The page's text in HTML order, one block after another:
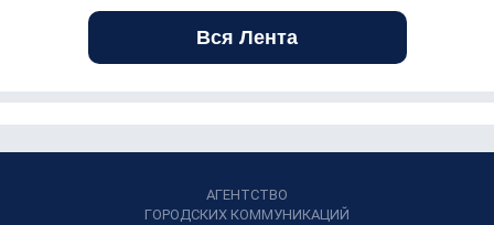
Вся Лента
АГЕНТСТВО
ГОРОДСКИХ КОММУНИКАЦИЙ